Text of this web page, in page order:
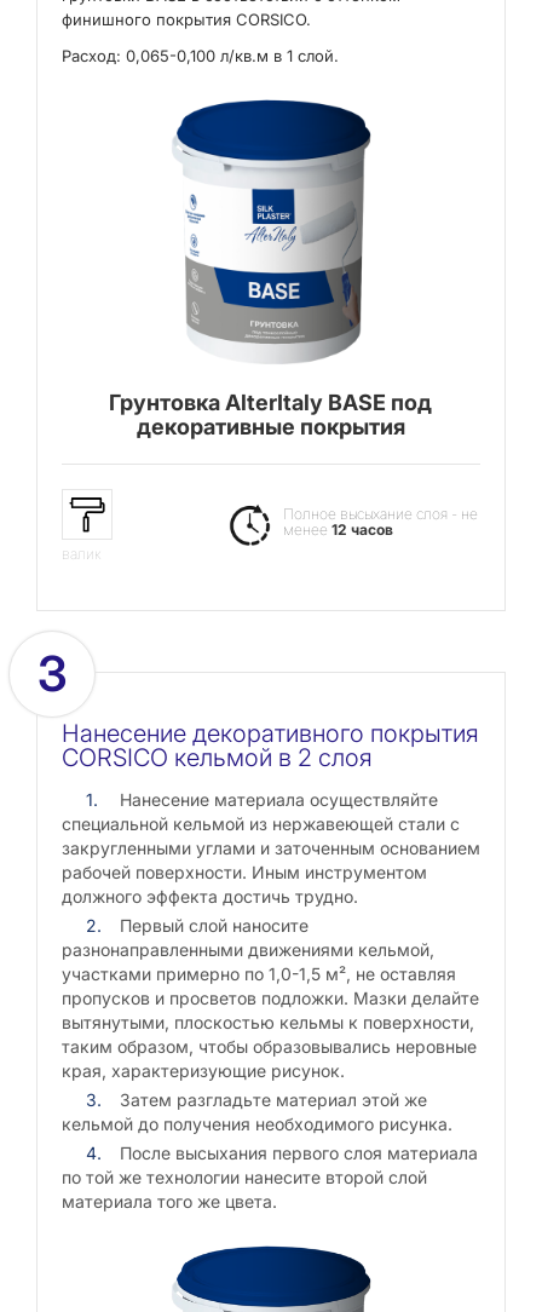
финишного покрытия CORSICO.
Расход: 0,065-0,100 л/кв.м в 1 слой.
Грунтовка AlterItaly BASE под
декоративные покрытия
валик
Полное высыхание слоя - не
менее12 часов
3
Нанесение декоративного покрытия
CORSICO кельмой в 2 слоя
Нанесение материала осуществляйте
специальной кельмой из нержавеющей стали с
закругленными углами и заточенным основанием
рабочей поверхности. Иным инструментом
должного эффекта достичь трудно.
Первый слой наносите
разнонаправленными движениями кельмой,
участками примерно по 1,0-1,5 м², не оставляя
пропусков и просветов подложки. Мазки делайте
вытянутыми, плоскостью кельмы к поверхности,
таким образом, чтобы образовывались неровные
края, характеризующие рисунок.
Затем разгладьте материал этой же
кельмой до получения необходимого рисунка.
После высыхания первого слоя материала
по той же технологии нанесите второй слой
материала того же цвета.